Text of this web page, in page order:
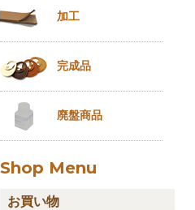
加工
完成品
廃盤商品
Shop Menu
お買い物